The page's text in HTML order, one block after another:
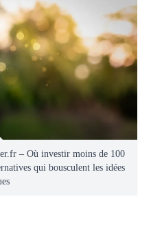
– Où investir moins de 100
qui bousculent les idées